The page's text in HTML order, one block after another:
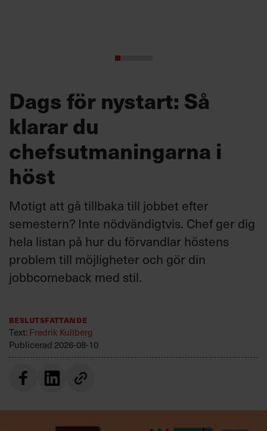
Dags för nystart: Så
klarar du
chefsutmaningarna i
höst
Motigt att gå tillbaka till jobbet efter
semestern? Inte nödvändigtvis. Chef ger dig
hela listan på hur du förvandlar höstens
problem till möjligheter och gör din
jobbcomeback med stil.
Beslutsfattande
Text:Fredrik Kullberg
Publicerad 2026-08-10